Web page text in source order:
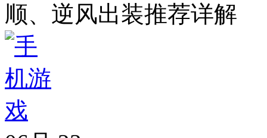
顺、逆风出装推荐详解